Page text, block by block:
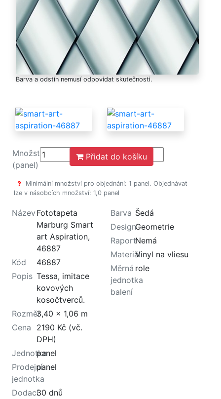
Barva a odstín nemusí odpovídat skutečnosti.
Množství
(panel)
Přidat do košíku
Minimální množství pro objednání: 1 panel. Objednávat
lze v násobcích množství: 1,0 panel
Název Fototapeta
Marburg Smart
art Aspiration,
46887
Kód
46887
Popis Tessa, imitace
kovových
kosočtverců.
Rozměr3,40 x 1,06 m
Cena
2190 Kč (vč.
DPH)
Jednotkapanel
Prodejní
jednotka
panel
Dodací30 dnů
Barva Šedá
DesignGeometrie
RaportNemá
MateriálVinyl na vliesu
Měrná
jednotka
balení
role